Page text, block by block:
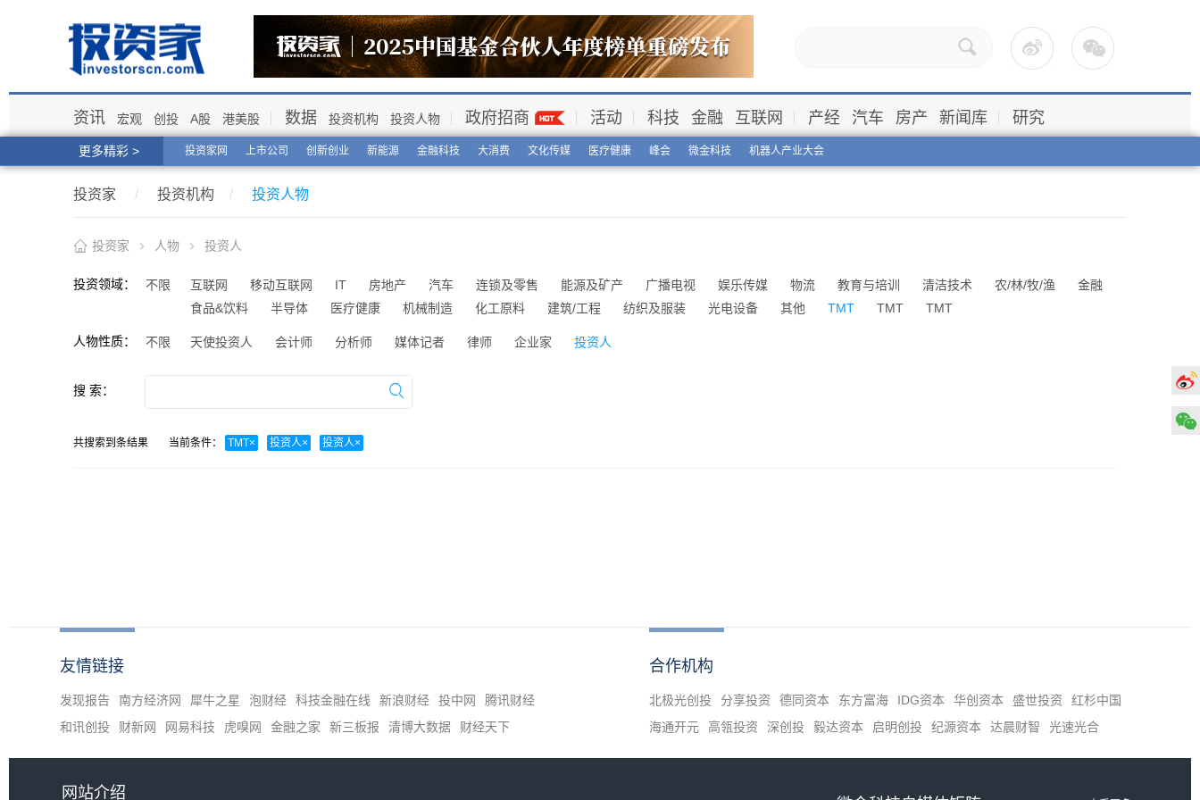
更多精彩 > 投资家网 上市公司 创新创业 新能源 金融科技 大消费 文化传媒 医疗健康 峰会 微金科技 机器人产业大会
资讯 宏观 创投 A股 港美股 数据 投资机构 投资人物 政府招商 活动 科技 金融 互联网 产经 汽车 房产 新闻库 研究
投资家 / 投资机构 / 投资人物
投资家 人物 投资人
投资领域： 不限 互联网 移动互联网 IT 房地产 汽车 连锁及零售 能源及矿产 广播电视 娱乐传媒 物流 教育与培训 清洁技术 农/林/牧/渔
金融
食品&饮料
半导体 医疗健康 机械制造 化工原料 建筑/工程 纺织及服装 光电设备 其他 TMT TMT TMT
人物性质： 不限 天使投资人 会计师 分析师 媒体记者 律师 企业家 投资人
搜 索：
共搜索到 条结果 当前条件： TMT× 投资人× 投资人×
友情链接
发现报告 南方经济网 犀牛之星 泡财经 科技金融在线 新浪财经 投中网
腾讯财经
和讯创投
财新网 网易科技 虎嗅网 金融之家 新三板报 清博大数据 财经天下
合作机构
北极光创投 分享投资 德同资本 东方富海 IDG资本 华创资本 盛世投资
红杉中国
海通开元
高瓴投资 深创投 毅达资本 启明创投 纪源资本 达晨财智 光速光合
网站介绍